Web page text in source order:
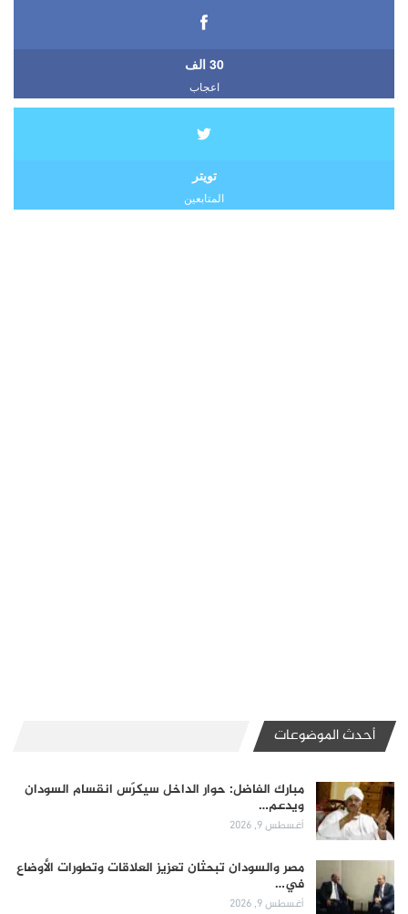
30 الف
اعجاب
تويتر
المتابعين
أحدث الموضوعات
مبارك الفاضل: حوار الداخل سيكرّس انقسام السودان
ويدعم…
أغسطس 9, 2026
مصر والسودان تبحثان تعزيز العلاقات وتطورات الأوضاع
في…
أغسطس 9, 2026